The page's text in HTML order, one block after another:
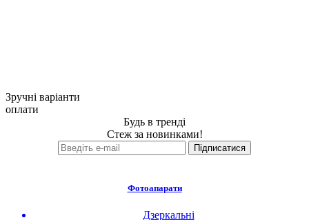
Зручні варіанти
оплати
Будь в тренді
Стеж за новинками!
Фотоапарати
Дзеркальні